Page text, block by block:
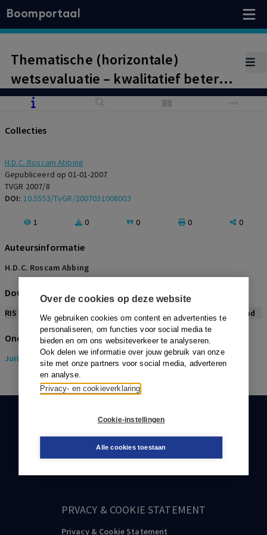
Over de cookies op deze website
We gebruiken cookies om content en advertenties te
personaliseren, om functies voor social media te
bieden en om ons websiteverkeer te analyseren.
Ook delen we informatie over jouw gebruik van onze
site met onze partners voor social media, adverteren
en analyse.
Privacy- en cookieverklaring
Cookie-instellingen
Alle cookies toestaan
Boomportaal
Thematische (horizontale)
wetsevaluatie – kwalitatief betere
(toepassing)
Collecties
H.D.C. Roscam Abbing
Gepubliceerd op 01-01-2007
TVGR 2007/8
DOI: 10.5553/TvGR/2007031008003
1 0 0 0 0
Auteursinformatie
H.D.C. Roscam Abbing
Download citeerwijze bij dit artikel
RIS BibTex APA Vancouver Leidraad
Onderwerpen
Juridisch > Gezondheidsrecht
KLANTENSERVICE
088-0301000
PRVACY & COOKIE STATEMENT
Privacy & Cookie Statement